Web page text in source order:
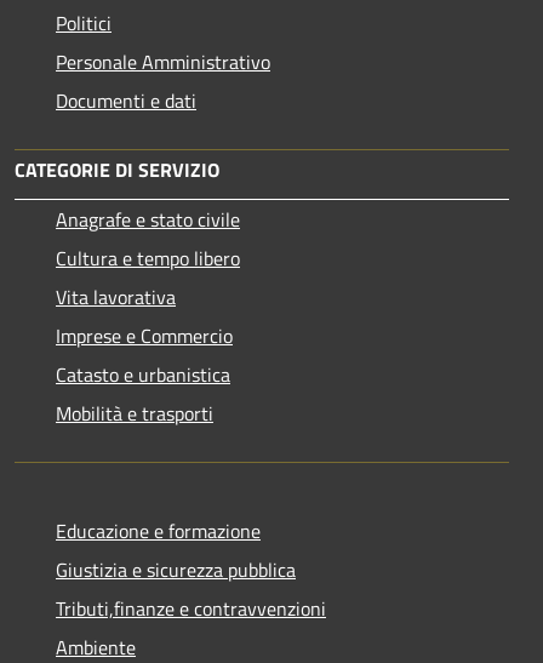
Politici
Personale Amministrativo
Documenti e dati
CATEGORIE DI SERVIZIO
Anagrafe e stato civile
Cultura e tempo libero
Vita lavorativa
Imprese e Commercio
Catasto e urbanistica
Mobilità e trasporti
Educazione e formazione
Giustizia e sicurezza pubblica
Tributi,finanze e contravvenzioni
Ambiente